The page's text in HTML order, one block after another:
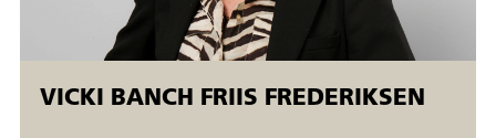
VICKI BANCH FRIIS FREDERIKSEN